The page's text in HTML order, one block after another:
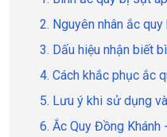
2. Nguyên nhân ắc
3. Dấu hiệu nhận biết
4. Cách khắc phục ắc
5. Lưu ý khi sử dụng
6. Ắc Quy Đồng